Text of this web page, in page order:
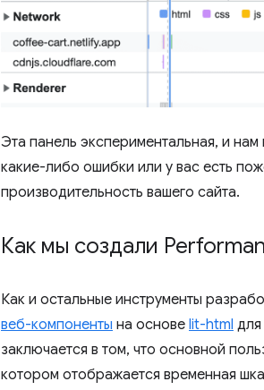
Эта панель экспериментальная, и
какие-либо ошибки или у вас есть
производительность вашего сайта.
Как мы создали
Как и остальные инструменты
веб-компоненты на основе lit-html
заключается в том, что основной
котором отображается временная